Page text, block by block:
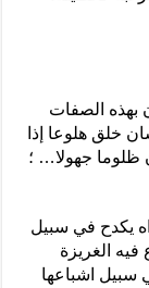
بهذه الصفات
خلق هلوعا إذا
ظلوما جهولا… ؛
يكدح في سبيل
الغريزة
سبيل اشباعها